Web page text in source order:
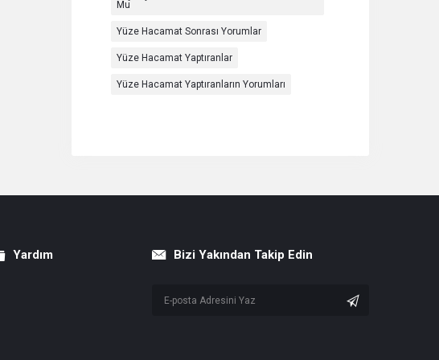
Mu
Yüze Hacamat Sonrası Yorumlar
Yüze Hacamat Yaptıranlar
Yüze Hacamat Yaptıranların Yorumları
Yardım Bizi Yakından Takip Edin